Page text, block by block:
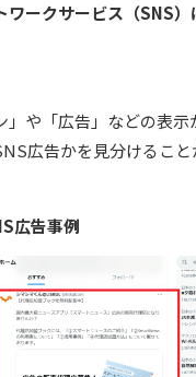
ワークサービス（SNS
」や「広告」などの表
広告かを見分けること
広告事例